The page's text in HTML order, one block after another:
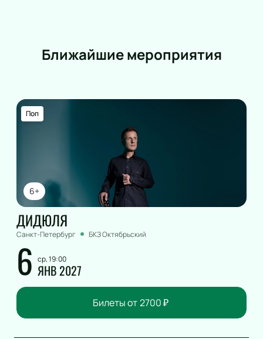
Ближайшие мероприятия
6+
Поп
ДИДЮЛЯ
Санкт-Петербург БКЗ Октябрьский
6 ср, 19:00
ЯНВ 2027
Билеты от 2700₽